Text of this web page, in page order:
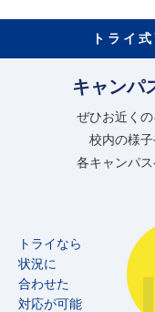
トライ
キャンパ
ぜひお近くの
校内の様
各キャンパス
トライなら
状況に
合わせた
対応が可能